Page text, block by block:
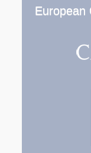
European